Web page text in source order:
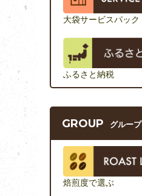
大袋サービスパック
ふるさと納税
GROUP グループ
焙煎度で選ぶ